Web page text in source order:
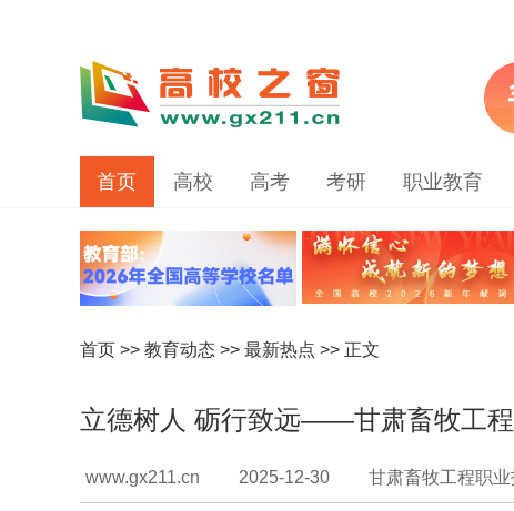
首页 高校 高考 考研 职业教育
首页 >> 教育动态 >> 最新热点 >> 正文
立德树人 砺行致远——甘肃畜牧工
www.gx211.cn 2025-12-30 甘肃畜牧工程职